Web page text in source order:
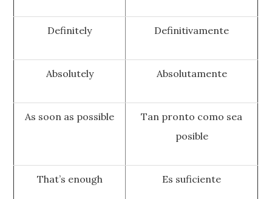
Definitely Definitivamente
Absolutely Absolutamente
As soon as possible
Tan pronto como sea
posible
That’s enough Es suficiente